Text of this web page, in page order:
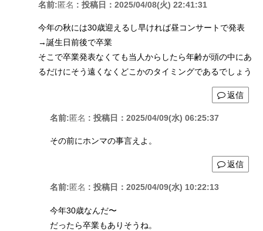
名前:匿名 : 投稿日：2025/04/08(火) 22:41:31
今年の秋には30歳迎えるし早ければ昼コンサートで発表
→誕生日前後で卒業
そこで卒業発表なくても当人からしたら年齢が頭の中にあ
るだけにそう遠くなくどこかのタイミングであるでしょう
返信
名前:匿名 : 投稿日：2025/04/09(水) 06:25:37
その前にホンマの事言えよ。
返信
名前:匿名 : 投稿日：2025/04/09(水) 10:22:13
今年30歳なんだ〜
だったら卒業もありそうね。